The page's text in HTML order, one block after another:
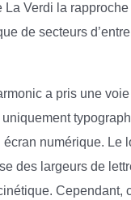
La Verdi la
de secteurs
a pris une
écran numérique. Le
des largeurs de
Cependant,